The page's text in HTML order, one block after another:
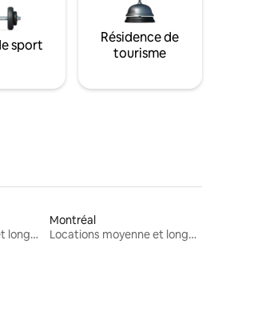
sport
Résidence de
tourisme
Locations moyenne et longue durée
Montréal
Locations moyenne et longue durée